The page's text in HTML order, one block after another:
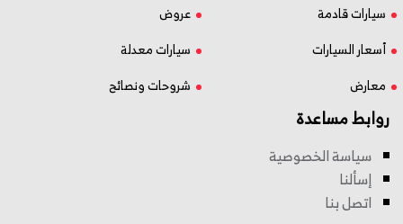
سيارات قادمة
عروض
أسعار السيارات
سيارات معدلة
معارض
شروحات ونصائح
روابط مساعدة
سياسة الخصوصية
إسألنا
اتصل بنا